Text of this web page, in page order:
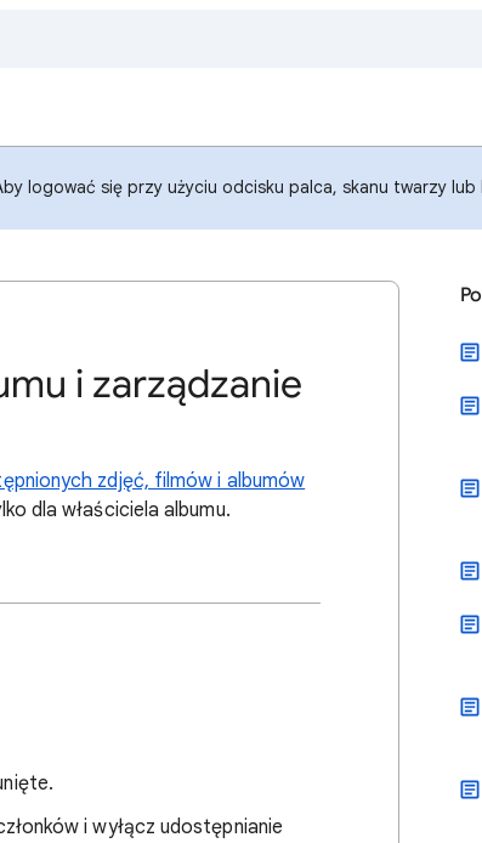
logować się przy użyciu odcisku palca, skanu twarzy lub
i zarządzanie
zdjęć, filmów i albumów
dla właściciela albumu.
i wyłącz udostępnianie